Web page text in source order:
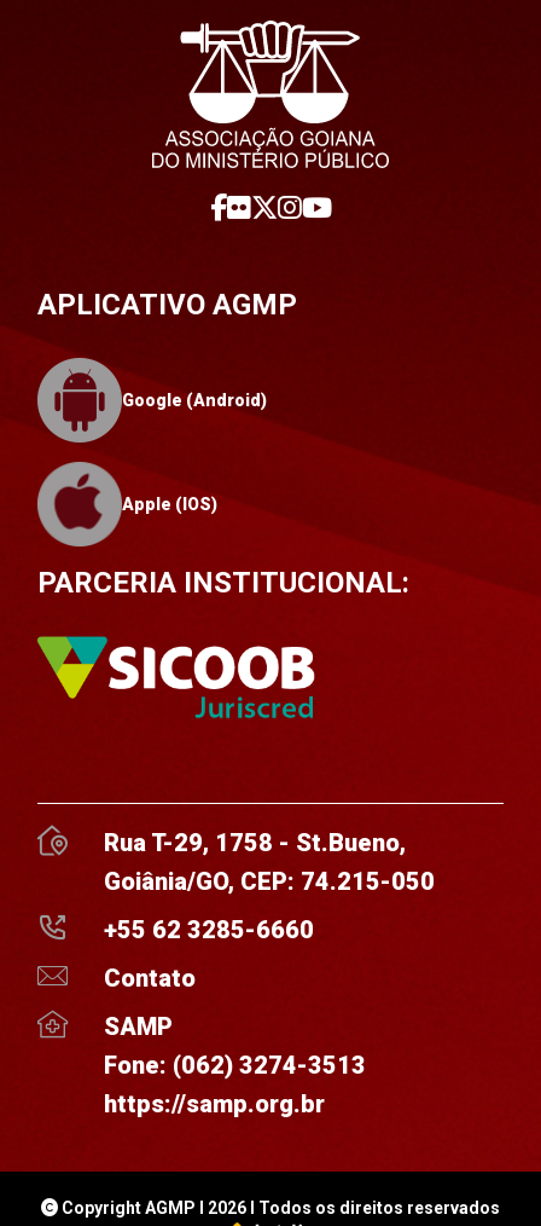
APLICATIVO AGMP
Google (Android)
Apple (IOS)
PARCERIA INSTITUCIONAL:
Rua T-29, 1758 - St.Bueno,
Goiânia/GO, CEP: 74.215-050
+55 62 3285-6660
Contato
SAMP
Fone: (062) 3274-3513
https://samp.org.br
Copyright AGMP I 2026 I Todos os direitos reservados